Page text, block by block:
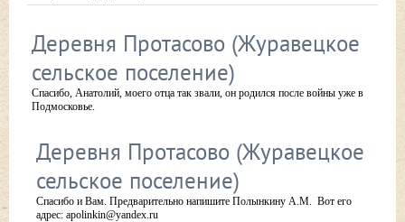
Деревня Протасово (Журавецкое
сельское поселение)
Спасибо, Анатолий, моего отца так звали, он родился после войны уже в
Подмосковье.
Деревня Протасово (Журавецкое
сельское поселение)
Спасибо и Вам. Предварительно напишите Полынкину А.М. Вот его
адрес: apolinkin@yandex.ru